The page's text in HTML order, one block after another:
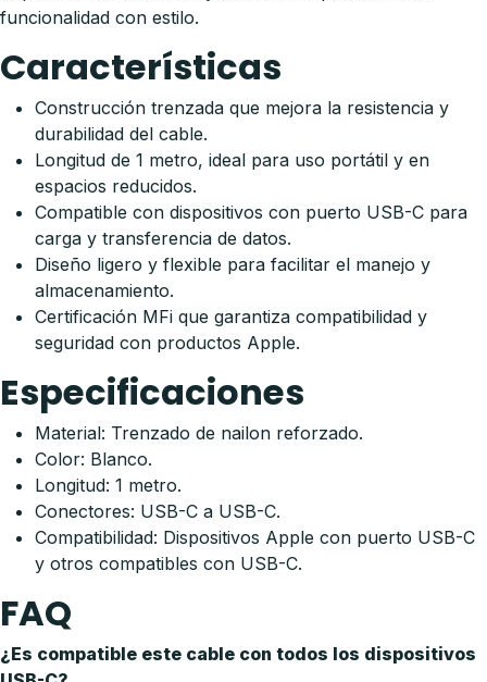
funcionalidad con estilo.
Características
Construcción trenzada que mejora la resistencia y
durabilidad del cable.
Longitud de 1 metro, ideal para uso portátil y en
espacios reducidos.
Compatible con dispositivos con puerto USB-C para
carga y transferencia de datos.
Diseño ligero y flexible para facilitar el manejo y
almacenamiento.
Certificación MFi que garantiza compatibilidad y
seguridad con productos Apple.
Especificaciones
Material: Trenzado de nailon reforzado.
Color: Blanco.
Longitud: 1 metro.
Conectores: USB-C a USB-C.
Compatibilidad: Dispositivos Apple con puerto USB-C
y otros compatibles con USB-C.
FAQ
¿Es compatible este cable con todos los dispositivos